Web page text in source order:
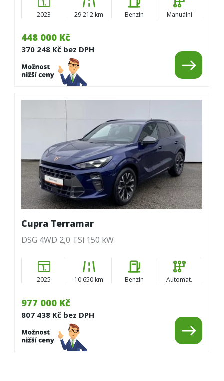
448 000 Kč
370 248 Kč bez DPH
2023 29 212 km Benzín Manuální
977 000 Kč
807 438 Kč bez DPH
Cupra Terramar
DSG 4WD 2,0 TSi 150 kW
2025 10 650 km Benzín Automat.